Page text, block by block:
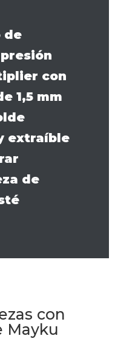
de
con
1,5 mm
extraíble
de
con
Mayku